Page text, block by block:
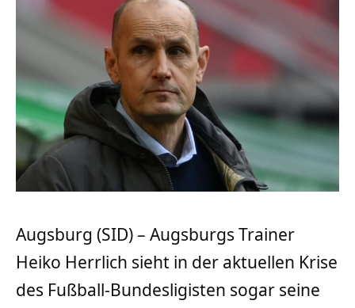
Augsburg (SID) – Augsburgs Trainer
Heiko Herrlich sieht in der aktuellen Krise
des Fußball-Bundesligisten sogar seine